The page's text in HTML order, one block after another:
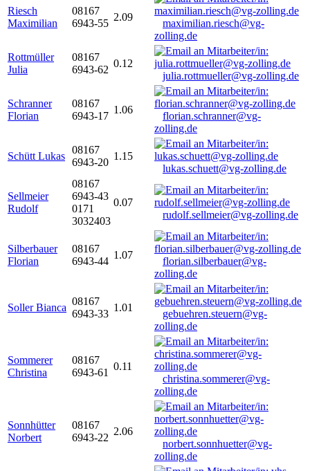
Riesch
Maximilian
08167
6943-55
2.09
maximilian.riesch@vg-
zolling.de
Rottmüller
Julia
08167
6943-62
0.12
julia.rottmueller@vg-zolling.de
Schranner
Florian
08167
6943-17
1.06
florian.schranner@vg-
zolling.de
Schütt Lukas
08167
6943-20
1.15
lukas.schuett@vg-zolling.de
Sellmeier
Rudolf
08167
6943-43
0171
3032403
0.07
rudolf.sellmeier@vg-zolling.de
Silberbauer
Florian
08167
6943-44
1.07
florian.silberbauer@vg-
zolling.de
Soller Bianca
08167
6943-33
1.01
gebuehren.steuern@vg-
zolling.de
Sommerer
Christina
08167
6943-61
0.11
christina.sommerer@vg-
zolling.de
Sonnhütter
Norbert
08167
6943-22
2.06
norbert.sonnhuetter@vg-
zolling.de